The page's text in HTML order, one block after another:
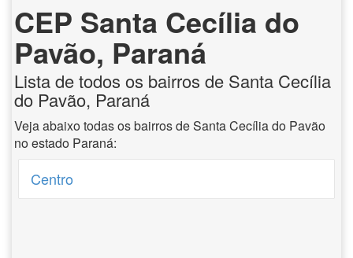
CEP Santa Cecília do
Pavão, Paraná
Lista de todos os bairros de Santa Cecília
do Pavão, Paraná
Veja abaixo todas os bairros de Santa Cecília do Pavão
no estado Paraná:
Centro